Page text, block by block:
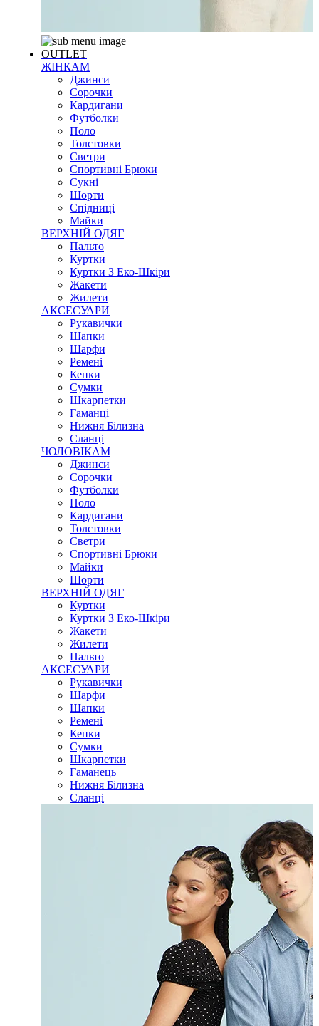
OUTLET
ЖІНКАМ
Джинси
Сорочки
Кардигани
Футболки
Поло
Толстовки
Светри
Спортивні Брюки
Сукні
Шорти
Спідниці
Майки
ВЕРХНІЙ ОДЯГ
Пальто
Куртки
Куртки З Еко-Шкіри
Жакети
Жилети
АКСЕСУАРИ
Рукавички
Шапки
Шарфи
Ремені
Кепки
Сумки
Шкарпетки
Гаманці
Нижня Білизна
Сланці
ЧОЛОВІКАМ
Джинси
Сорочки
Футболки
Поло
Кардигани
Толстовки
Светри
Спортивні Брюки
Майки
Шорти
ВЕРХНІЙ ОДЯГ
Куртки
Куртки З Еко-Шкіри
Жакети
Жилети
Пальто
АКСЕСУАРИ
Рукавички
Шарфи
Шапки
Ремені
Кепки
Сумки
Шкарпетки
Гаманець
Нижня Білизна
Сланці